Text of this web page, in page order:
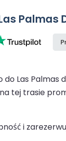
Palmas
do Las
tej trasie
i